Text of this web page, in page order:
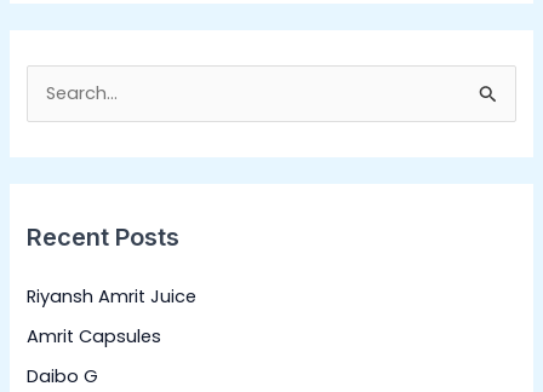
c
f
o
r
Recent Posts
Riyansh Amrit Juice
Amrit Capsules
Daibo G